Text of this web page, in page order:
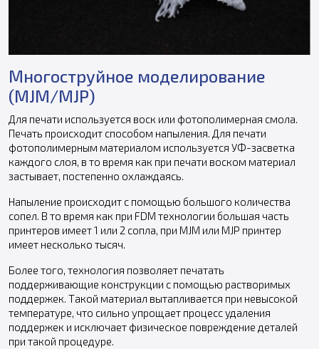
Многоструйное моделирование
(MJM/MJP)
Для печати используется воск или фотополимерная смола.
Печать происходит способом напыления. Для печати
фотополимерным материалом используется УФ-засветка
каждого слоя, в то время как при печати воском материал
застывает, постепенно охлаждаясь.
Напыление происходит с помощью большого количества
сопел. В то время как при FDM технологии большая часть
принтеров имеет 1 или 2 сопла, при MJM или MJP принтер
имеет несколько тысяч.
Более того, технология позволяет печатать
поддерживающие конструкции с помощью растворимых
поддержек. Такой материал вытапливается при невысокой
температуре, что сильно упрощает процесс удаления
поддержек и исключает физическое повреждение деталей
при такой процедуре.